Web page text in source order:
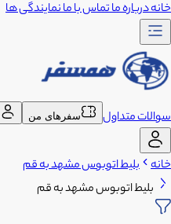
خانهدرباره ماتماس با مانمایندگی ها
سوالات متداول سفرهای من
خانه بلیط اتوبوس مشهد به قم
بلیط اتوبوس مشهد به قم